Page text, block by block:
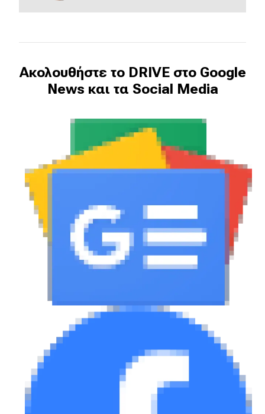
eDRIVE
Ακολουθήστε το DRIVE στο Google
News και τα Social Media